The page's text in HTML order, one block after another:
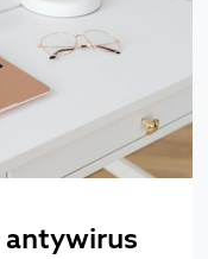
antywirus